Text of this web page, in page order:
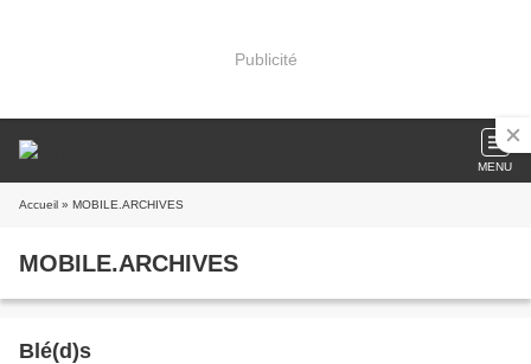
Publicité
MENU
Accueil » MOBILE.ARCHIVES
MOBILE.ARCHIVES
Blé(d)s